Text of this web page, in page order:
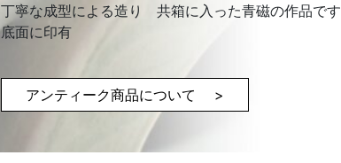
丁寧な成型による造り 共箱に入った青磁の作品です
底面に印有
アンティーク商品について >